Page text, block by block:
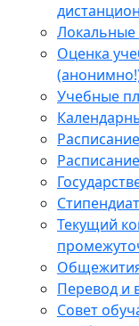
Оценка
Учебные
Текущий
Перевод и
Совет